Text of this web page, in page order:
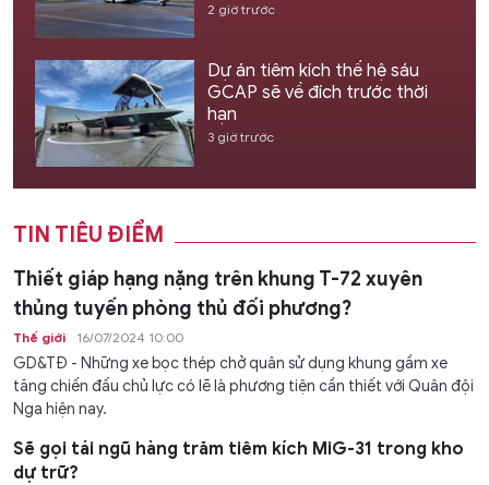
2 giờ trước
Dự án tiêm kích thế hệ sáu
GCAP sẽ về đích trước thời
hạn
3 giờ trước
TIN TIÊU ĐIỂM
Thiết giáp hạng nặng trên khung T-72 xuyên
thủng tuyến phòng thủ đối phương?
Thế giới 16/07/2024 10:00
GD&TĐ - Những xe bọc thép chở quân sử dụng khung gầm xe
tăng chiến đấu chủ lực có lẽ là phương tiện cần thiết với Quân đội
Nga hiện nay.
Sẽ gọi tái ngũ hàng trăm tiêm kích MiG-31 trong kho
dự trữ?